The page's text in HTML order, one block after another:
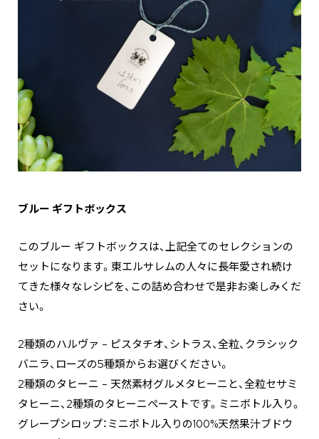
ブルー ギフトボックス
このブルー ギフトボックスは、上記全てのセレクションの
セットになります。東エルサレムの人々に長年愛され続け
てきた様々なレシピを、この詰め合わせで是非お楽しみくだ
さい。
2種類のハルヴァ – ピスタチオ、シトラス、全粒、クラシック
バニラ、ローズの5種類からお選びください。
2種類のタヒーニ – 天然素材グルメタヒーニと、全粒セサミ
タヒーニ、2種類のタヒーニペーストです。ミニボトル入り。
グレープシロップ：ミニボトル入りの100%天然果汁ブドウ